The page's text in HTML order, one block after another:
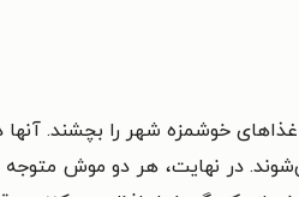
خوشمزه شهر را بچشند. آنها
می‌شوند. در نهایت، هر دو موش